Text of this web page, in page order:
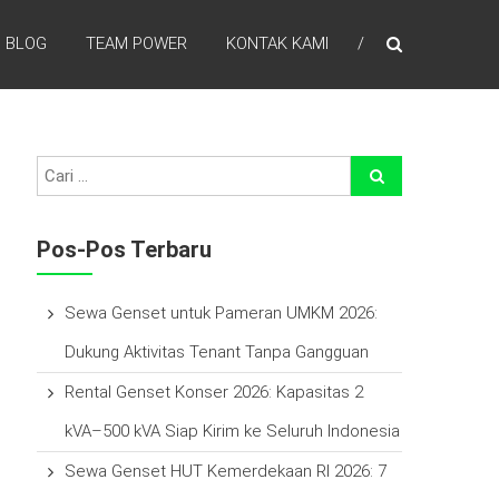
BLOG TEAM POWER KONTAK KAMI
Pos-Pos Terbaru
Sewa Genset untuk Pameran UMKM 2026:
Dukung Aktivitas Tenant Tanpa Gangguan
Rental Genset Konser 2026: Kapasitas 2
kVA–500 kVA Siap Kirim ke Seluruh Indonesia
Sewa Genset HUT Kemerdekaan RI 2026: 7